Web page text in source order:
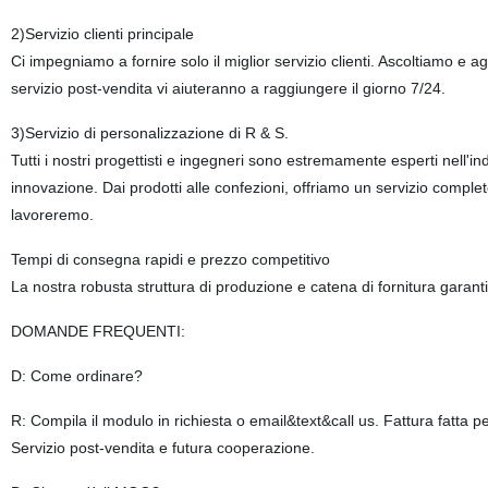
2)Servizio clienti principale
Ci impegniamo a fornire solo il miglior servizio clienti. Ascoltiamo e
servizio post-vendita vi aiuteranno a raggiungere il giorno 7/24.
3)Servizio di personalizzazione di R & S.
Tutti i nostri progettisti e ingegneri sono estremamente esperti
innovazione. Dai prodotti alle confezioni, offriamo un servizio
lavoreremo.
Tempi di consegna rapidi e prezzo competitivo
La nostra robusta struttura di produzione e catena di fornitura
DOMANDE FREQUENTI:
D: Come ordinare?
R: Compila il modulo in richiesta o email&text&call us. Fattura fatta
Servizio post-vendita e futura cooperazione.